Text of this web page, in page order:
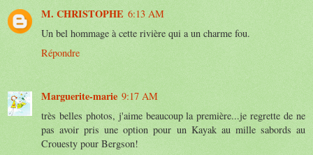
M. CHRISTOPHE 6:13 AM
Un bel hommage à cette rivière qui a un charme fou.
Répondre
Marguerite-marie 9:17 AM
très belles photos, j'aime beaucoup la première...je regrette de ne
pas avoir pris une option pour un Kayak au mille sabords au
Crouesty pour Bergson!